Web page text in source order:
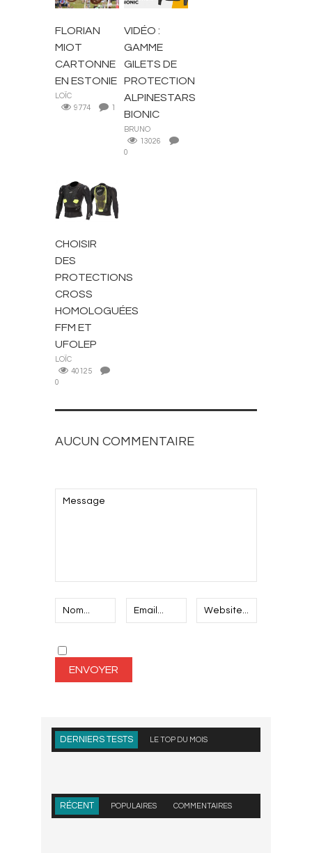
FLORIAN
MIOT
CARTONNE
EN ESTONIE
LOÏC
9774
1
VIDÉO :
GAMME
GILETS DE
PROTECTION
ALPINESTARS
BIONIC
BRUNO
13026
0
CONSEILS
CHOISIR
DES
PROTECTIONS
CROSS
HOMOLOGUÉES
FFM ET
UFOLEP
LOÏC
40125
0
AUCUN COMMENTAIRE
DERNIERS TESTS LE TOP DU MOIS
RÉCENT POPULAIRES COMMENTAIRES